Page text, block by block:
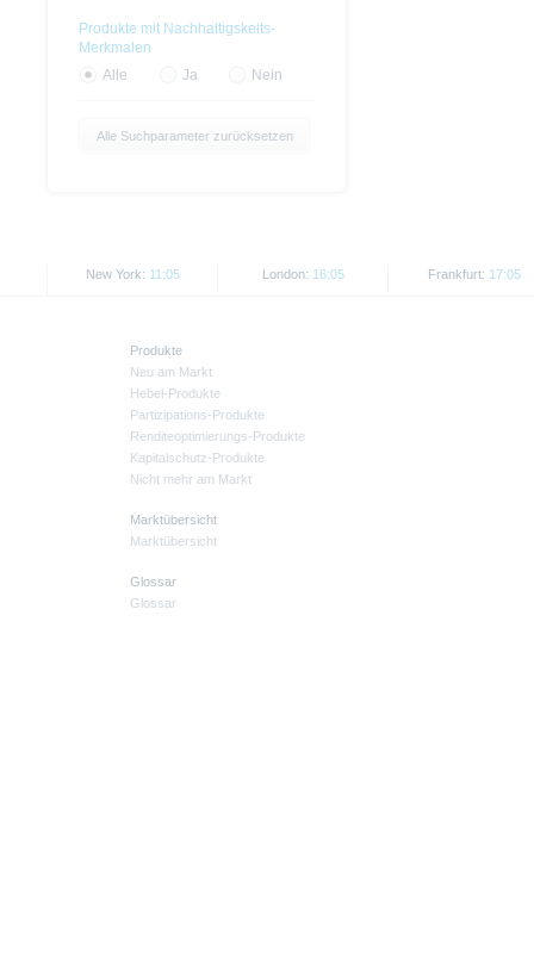
Produkte mit Nachhaltigskeits-
Merkmalen
Alle
Ja Nein
Alle Suchparameter zurücksetzen
New York: 11:05 London: 16:05 Frankfurt: 17:05
Produkte
Neu am Markt
Hebel-Produkte
Partizipations-Produkte
Renditeoptimierungs-Produkte
Kapitalschutz-Produkte
Nicht mehr am Markt
Marktübersicht
Marktübersicht
Glossar
Glossar